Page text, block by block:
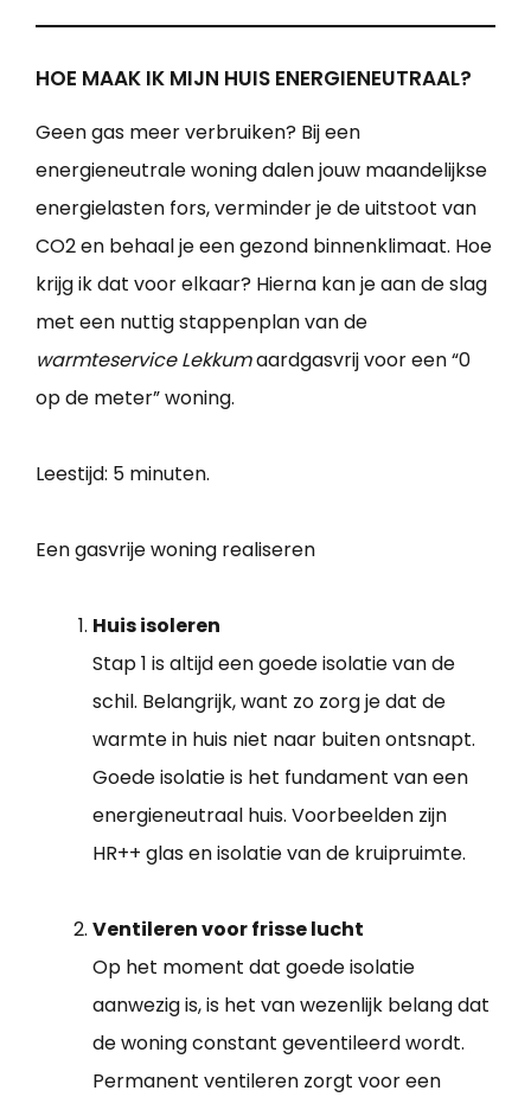
HOE MAAK IK MIJN HUIS ENERGIENEUTRAAL?
Geen gas meer verbruiken? Bij een
energieneutrale woning dalen jouw maandelijkse
energielasten fors, verminder je de uitstoot van
CO2 en behaal je een gezond binnenklimaat. Hoe
krijg ik dat voor elkaar? Hierna kan je aan de slag
met een nuttig stappenplan van de
warmteservice Lekkumaardgasvrij voor een “0
op de meter” woning.
Leestijd: 5 minuten.
Een gasvrije woning realiseren
Huis isoleren
Stap 1 is altijd een goede isolatie van de
schil. Belangrijk, want zo zorg je dat de
warmte in huis niet naar buiten ontsnapt.
Goede isolatie is het fundament van een
energieneutraal huis. Voorbeelden zijn
HR++ glas en isolatie van de kruipruimte.
Ventileren voor frisse lucht
Op het moment dat goede isolatie
aanwezig is, is het van wezenlijk belang dat
de woning constant geventileerd wordt.
Permanent ventileren zorgt voor een